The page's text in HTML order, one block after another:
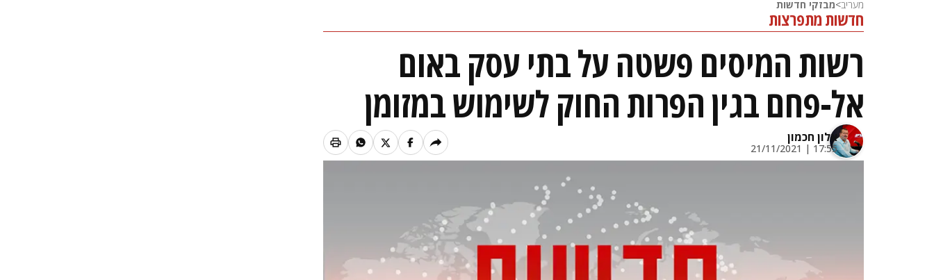
מעריב>מבזקי חדשות
חדשות מתפרצות
רשות המיסים פשטה על בתי עסק באום
אל-פחם בגין הפרות החוק לשימוש במזומן
אלון חכמון
17:55 | 21/11/2021